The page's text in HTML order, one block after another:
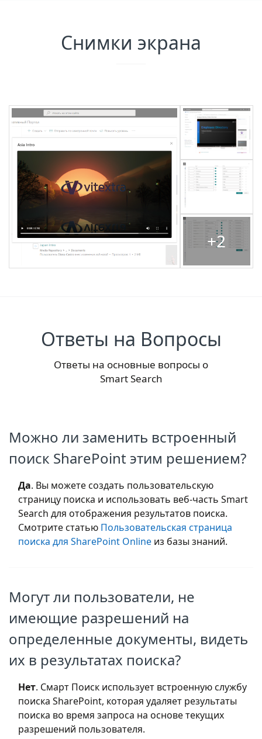
Снимки экрана
+2
Ответы на Вопросы
Ответы на основные вопросы о
Smart Search
Можно ли заменить встроенный
поиск SharePoint этим решением?
Да. Вы можете создать пользовательскую
страницу поиска и использовать веб-часть Smart
Search для отображения результатов поиска.
Смотрите статью Пользовательская страница
поиска для SharePoint Online из базы знаний.
Могут ли пользователи, не
имеющие разрешений на
определенные документы, видеть
их в результатах поиска?
Нет. Смарт Поиск использует встроенную службу
поиска SharePoint, которая удаляет результаты
поиска во время запроса на основе текущих
разрешений пользователя.